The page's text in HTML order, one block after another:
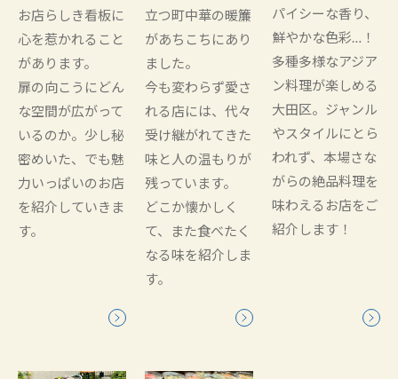
お店らしき看板に
心を惹かれること
があります。
扉の向こうにどん
な空間が広がって
いるのか。少し秘
密めいた、でも魅
力いっぱいのお店
を紹介していきま
す。
立つ町中華の暖簾
があちこちにあり
ました。
今も変わらず愛さ
れる店には、代々
受け継がれてきた
味と人の温もりが
残っています。
どこか懐かしく
て、また食べたく
なる味を紹介しま
す。
パイシーな香り、
鮮やかな色彩…！
多種多様なアジア
ン料理が楽しめる
大田区。ジャンル
やスタイルにとら
われず、本場さな
がらの絶品料理を
味わえるお店をご
紹介します！